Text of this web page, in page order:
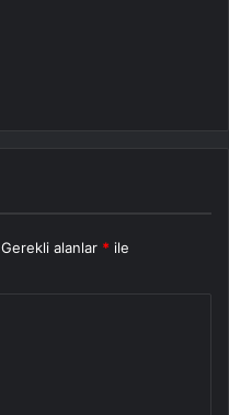
Gerekli alanlar * ile